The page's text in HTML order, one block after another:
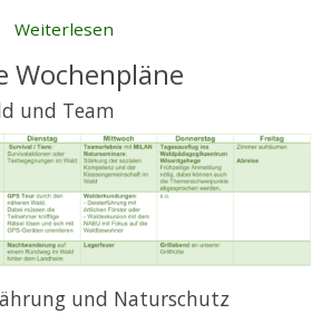
Weiterlesen
Wochenpläne
und Team
und Naturschutz